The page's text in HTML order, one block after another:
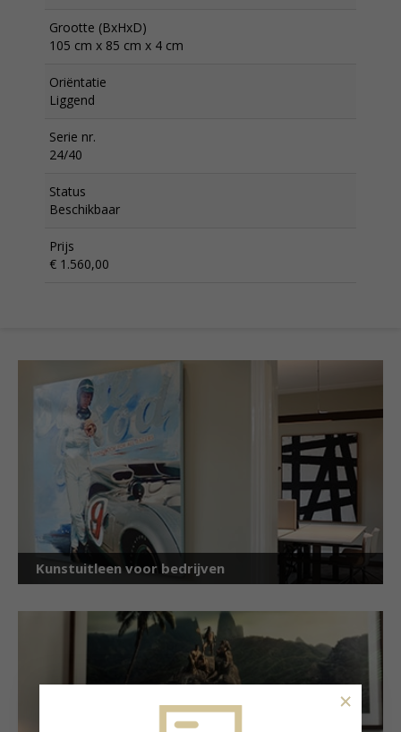
Grootte (BxHxD)
105 cm x 85 cm x 4 cm
Oriëntatie
Liggend
Serie nr.
24/40
Status
Beschikbaar
Prijs
€ 1.560,00
Kunstuitleen voor bedrijven
×